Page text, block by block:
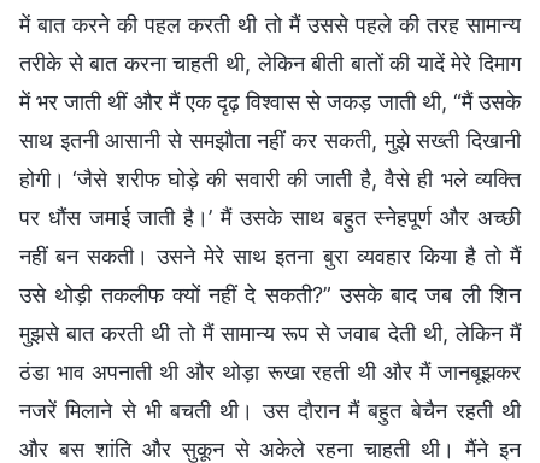
में बात करने की पहल करती थी तो मैं उससे पहले की तरह सामान्य
तरीके से बात करना चाहती थी, लेकिन बीती बातों की यादें मेरे दिमाग
में भर जाती थीं और मैं एक दृढ़ विश्वास से जकड़ जाती थी, “मैं उसके
साथ इतनी आसानी से समझौता नहीं कर सकती, मुझे सख्ती दिखानी
होगी। ‘जैसे शरीफ घोड़े की सवारी की जाती है, वैसे ही भले व्यक्ति
पर धौंस जमाई जाती है।’ मैं उसके साथ बहुत स्नेहपूर्ण और अच्छी
नहीं बन सकती। उसने मेरे साथ इतना बुरा व्यवहार किया है तो मैं
उसे थोड़ी तकलीफ क्यों नहीं दे सकती?” उसके बाद जब ली शिन
मुझसे बात करती थी तो मैं सामान्य रूप से जवाब देती थी, लेकिन मैं
ठंडा भाव अपनाती थी और थोड़ा रूखा रहती थी और मैं जानबूझकर
नजरें मिलाने से भी बचती थी। उस दौरान मैं बहुत बेचैन रहती थी
और बस शांति और सुकून से अकेले रहना चाहती थी। मैंने इन